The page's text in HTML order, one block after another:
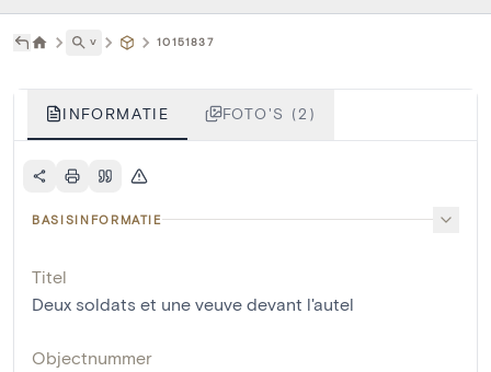
˅ 10151837
INFORMATIE FOTO'S (2)
BASISINFORMATIE
Titel
Deux soldats et une veuve devant l'autel
Objectnummer